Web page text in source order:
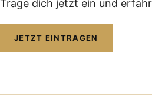
Trage dich jetzt ein und
JETZT EINTRAGEN